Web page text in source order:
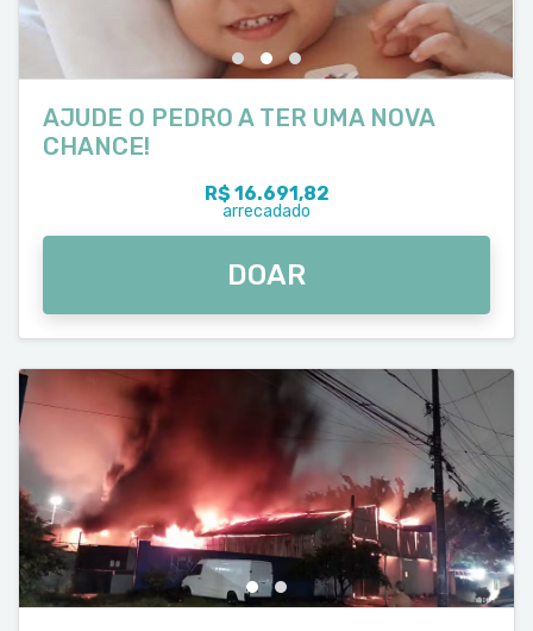
AJUDE O PEDRO A TER UMA NOVA
CHANCE!
R$ 16.691,82
arrecadado
DOAR